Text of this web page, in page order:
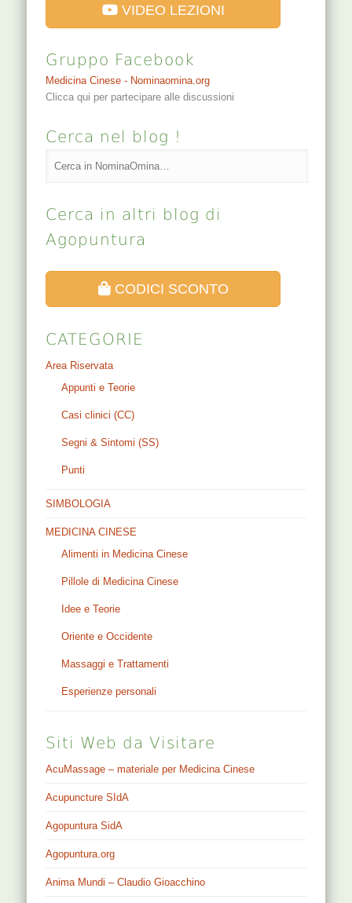
VIDEO LEZIONI
Gruppo Facebook
Medicina Cinese - Nominaomina.org
Clicca qui per partecipare alle discussioni
Cerca nel blog !
Cerca in altri blog di
Agopuntura
CODICI SCONTO
CATEGORIE
Area Riservata
Appunti e Teorie
Casi clinici (CC)
Segni & Sintomi (SS)
Punti
SIMBOLOGIA
MEDICINA CINESE
Alimenti in Medicina Cinese
Pillole di Medicina Cinese
Idee e Teorie
Oriente e Occidente
Massaggi e Trattamenti
Esperienze personali
Siti Web da Visitare
AcuMassage – materiale per Medicina Cinese
Acupuncture SIdA
Agopuntura SidA
Agopuntura.org
Anima Mundi – Claudio Gioacchino